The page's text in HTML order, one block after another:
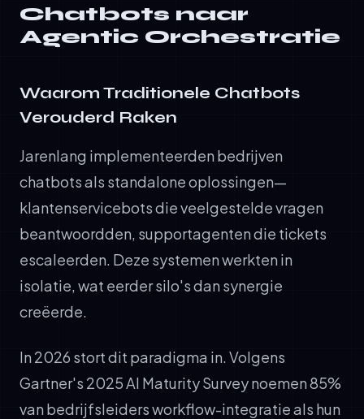
Chatbots naar
Agentic Orchestratie
Waarom Traditionele Chatbots
Verouderd Raken
Jarenlang implementeerden bedrijven
chatbots als standalone oplossingen—
klantenservicebots die veelgestelde vragen
beantwoordden, supportagenten die tickets
escaleerden. Deze systemen werkten in
isolatie, wat eerder silo's dan synergie
creëerde.
In 2026 stort dit paradigma in. Volgens
Gartner's 2025 AI Maturity Survey noemen 85%
van bedrijfsleiders workflow-integratie als hun